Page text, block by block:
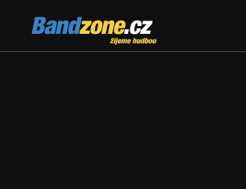
Bandzone.cz
žijeme hudbou